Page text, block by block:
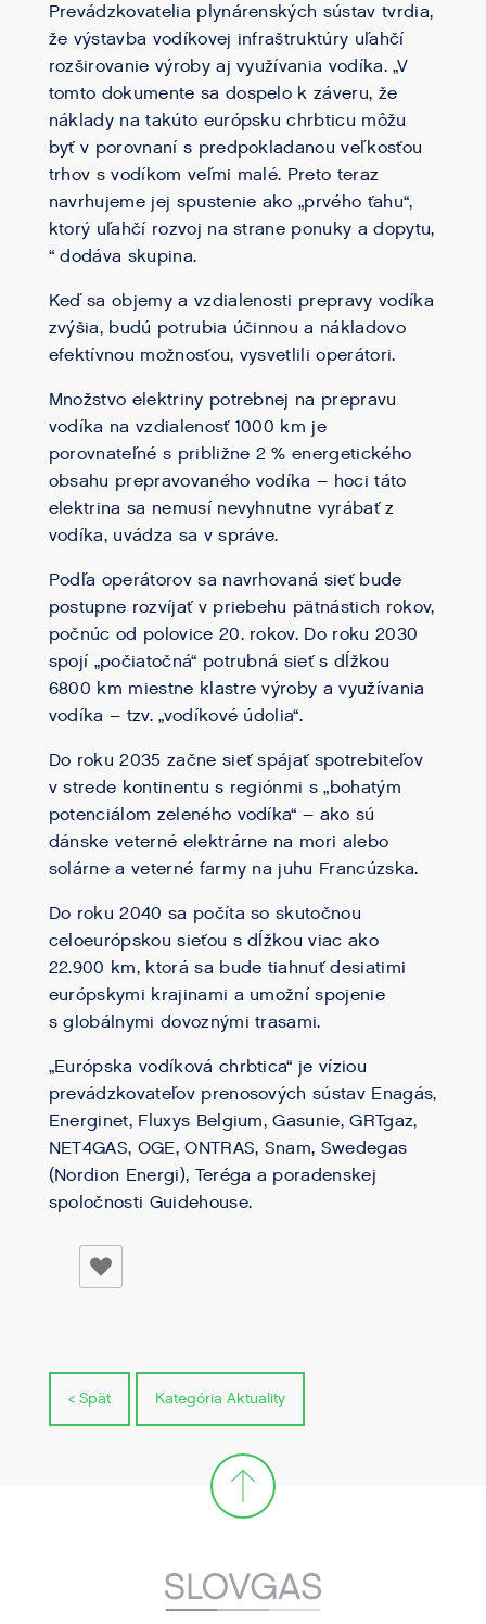
Prevádzkovatelia plynárenských sústav tvrdia,
že výstavba vodíkovej infraštruktúry uľahčí
rozširovanie výroby aj využívania vodíka. „V
tomto dokumente sa dospelo k záveru, že
náklady na takúto európsku chrbticu môžu
byť v porovnaní s predpokladanou veľkosťou
trhov s vodíkom veľmi malé. Preto teraz
navrhujeme jej spustenie ako „prvého ťahu“,
ktorý uľahčí rozvoj na strane ponuky a dopytu,
“ dodáva skupina.
Keď sa objemy a vzdialenosti prepravy vodíka
zvýšia, budú potrubia účinnou a nákladovo
efektívnou možnosťou, vysvetlili operátori.
Množstvo elektriny potrebnej na prepravu
vodíka na vzdialenosť 1000 km je
porovnateľné s približne 2 % energetického
obsahu prepravovaného vodíka – hoci táto
elektrina sa nemusí nevyhnutne vyrábať z
vodíka, uvádza sa v správe.
Podľa operátorov sa navrhovaná sieť bude
postupne rozvíjať v priebehu pätnástich rokov,
počnúc od polovice 20. rokov. Do roku 2030
spojí „počiatočná“ potrubná sieť s dĺžkou
6800 km miestne klastre výroby a využívania
vodíka – tzv. „vodíkové údolia“.
Do roku 2035 začne sieť spájať spotrebiteľov
v strede kontinentu s regiónmi s „bohatým
potenciálom zeleného vodíka“ – ako sú
dánske veterné elektrárne na mori alebo
solárne a veterné farmy na juhu Francúzska.
Do roku 2040 sa počíta so skutočnou
celoeurópskou sieťou s dĺžkou viac ako
22.900 km, ktorá sa bude tiahnuť desiatimi
európskymi krajinami a umožní spojenie
s globálnymi dovoznými trasami.
„Európska vodíková chrbtica“ je víziou
prevádzkovateľov prenosových sústav Enagás,
Energinet, Fluxys Belgium, Gasunie, GRTgaz,
NET4GAS, OGE, ONTRAS, Snam, Swedegas
(Nordion Energi), Teréga a poradenskej
spoločnosti Guidehouse.
< Spät Kategória Aktuality